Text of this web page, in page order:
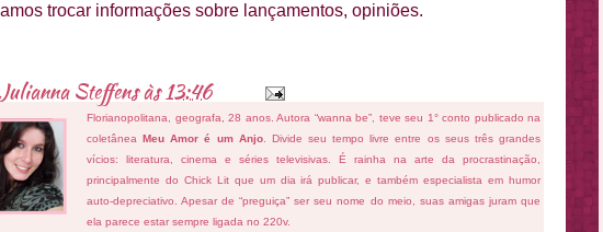
trocar informações sobre lançamentos, opiniões.
Steffensàs13:46
Florianopolitana, geografa, 28 anos. Autora “wanna be”, teve seu 1° conto publicado na
coletâneaMeu Amor é um Anjo. Divide seu tempo livre entre os seus três grandes
vícios: literatura, cinema e séries televisivas. É rainha na arte da procrastinação,
principalmente do Chick Lit que um dia irá publicar, e também especialista em humor
auto-depreciativo. Apesar de “preguiça” ser seu nome do meio, suas amigas juram que
ela parece estar sempre ligada no 220v.